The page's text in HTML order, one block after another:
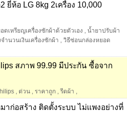
ยี่ห้อ LG 8kg 2เครื่อง 10,000
ดเหรียญเครื่องซักผ้าด้วยตัวเอง , น้ำยาปรับผ้า
ำนวนเงินเครื่องซักผ้า , วิธีซ่อนกล่องหยอด
สภาพ 99.99 มีประกัน ซื้อจาก
, ด่วน , ราคาถูก ,รีดผ้า ,
าก่อสร้าง ติดตั้งระบบ ไม่แพงอย่างที่